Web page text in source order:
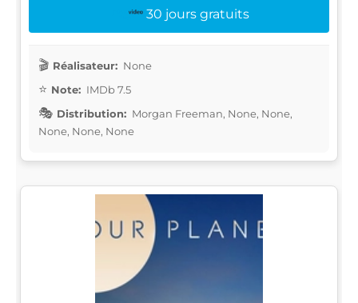
30 jours gratuits
Réalisateur: None
Note: IMDb 7.5
Distribution: Morgan Freeman, None, None,
None, None, None